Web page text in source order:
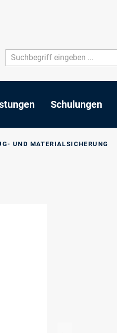
Schulungen
UND MATERIALSICHERUNG